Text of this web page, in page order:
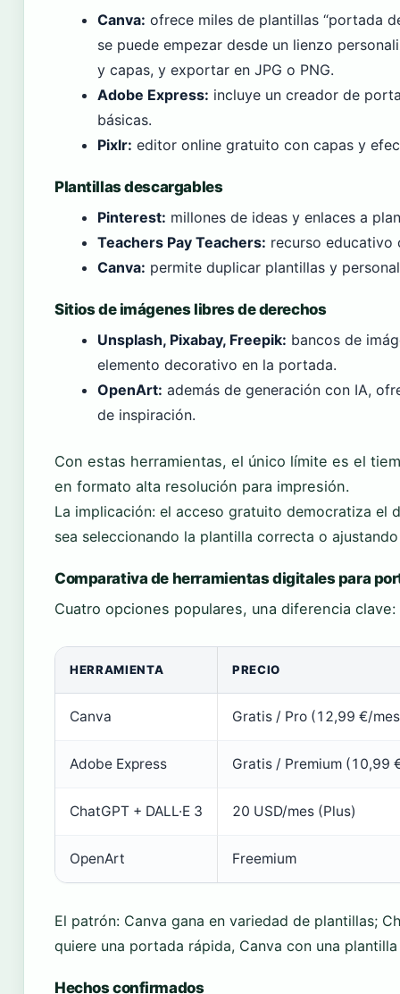
Canva: ofrece miles de plantillas “portada
se puede empezar desde un lienzo
y capas, y exportar en JPG o PNG.
Adobe Express: incluye un creador de
básicas.
Pixlr: editor online gratuito con capas y
Plantillas descargables
Pinterest: millones de ideas y enlaces a
Teachers Pay Teachers: recurso educativo
Canva: permite duplicar plantillas y
Sitios de imágenes libres de derechos
Unsplash, Pixabay, Freepik: bancos de
elemento decorativo en la portada.
OpenArt: además de generación con IA,
de inspiración.
Con estas herramientas, el único límite es el
en formato alta resolución para impresión.
La implicación: el acceso gratuito democratiza el
sea seleccionando la plantilla correcta o
Comparativa de herramientas digitales para
Cuatro opciones populares, una diferencia
HERRAMIENTA PRECIO
Canva Gratis / Pro (12,99 €/
Adobe Express Gratis / Premium (10,99
ChatGPT + DALL·E 3 20 USD/mes (Plus)
OpenArt Freemium
El patrón: Canva gana en variedad de plantillas;
quiere una portada rápida, Canva con una
Hechos confirmados